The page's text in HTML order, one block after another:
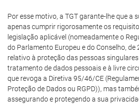
Por esse motivo, a TGT garante-lhe que a
apenas cumprir rigorosamente os
legislação aplicável (nomeadamente o
do Parlamento Europeu e do Conselho, de
relativo à proteção das pessoas
tratamento de dados pessoais e à livre
que revoga a Diretiva 95/46/CE
Proteção de Dados ou RGPD)), mas
assegurando e protegendo a sua